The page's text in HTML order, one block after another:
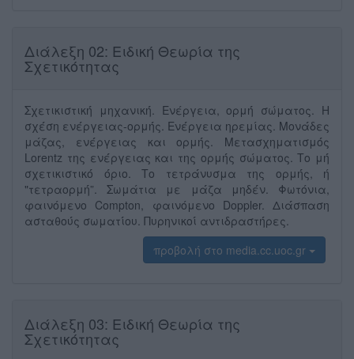
Διάλεξη 02: Ειδική Θεωρία της
Σχετικότητας
Σχετικιστική́ μηχανική́. Ενέργεια, ορμή́ σώματος. Η
σχέ́ση ενέ́ργειας-ορμή́ς. Ενέ́ργεια ηρεμίας. Μονά́δες
μάζας, ενέ́ργειας και ορμή́ς. Μετασχηματισμό́ς
Lorentz της ενέ́ργειας και της ορμή́ς σώματος. Το μή́
σχετικιστικό́ ό́ριο. Το τετρά́νυσμα της ορμή́ς, ή
"τετραορμή́”. Σωμάτια με μά́ζα μηδέ́ν. Φωτόνια,
φαινόμενο Compton, φαινόμενο Doppler. Διά́σπαση
ασταθού́ς σωματί́ου. Πυρηνικοί́ αντιδραστή́ρες.
προβολή στο media.cc.uoc.gr
Διάλεξη 03: Ειδική Θεωρία της
Σχετικότητας